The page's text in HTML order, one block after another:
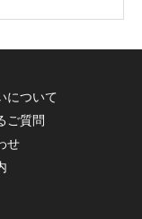
について
ご質問
せ